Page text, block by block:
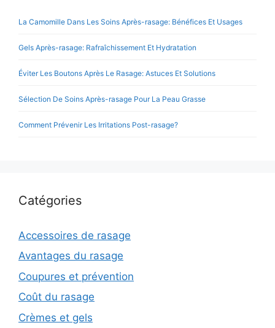
La Camomille Dans Les Soins Après-rasage: Bénéfices Et Usages
Gels Après-rasage: Rafraîchissement Et Hydratation
Éviter Les Boutons Après Le Rasage: Astuces Et Solutions
Sélection De Soins Après-rasage Pour La Peau Grasse
Comment Prévenir Les Irritations Post-rasage?
Catégories
Accessoires de rasage
Avantages du rasage
Coupures et prévention
Coût du rasage
Crèmes et gels